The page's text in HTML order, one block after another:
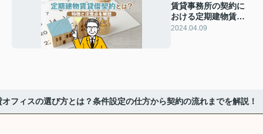
賃貸事務所の契約に
おける定期建物賃貸
借契約とは？特徴と
2024.04.09
オフィスの選び方とは？条件設定の仕方から契約の流れまでを解説！